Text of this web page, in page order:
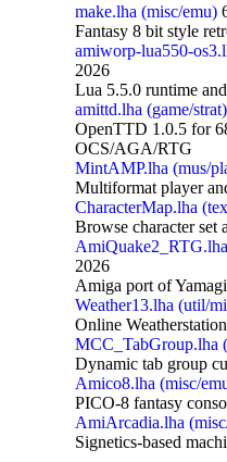
make.lha (misc/emu)
Fantasy 8 bit style
amiworp-lua550-
2026
Lua 5.5.0 runtime
amittd.lha (game/strat)
OpenTTD 1.0.5 for
OCS/AGA/RTG
MintAMP.lha (mus/
Multiformat player
CharacterMap.lha
Browse character set
2026
Amiga port of
Weather13.lha (util/
Online
MCC_TabGroup.lha
Dynamic tab group
Amico8.lha (misc/
PICO-8 fantasy
AmiArcadia.lha
Signetics-based